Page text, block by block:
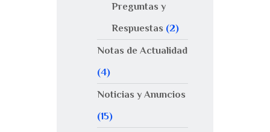
Preguntas y
Respuestas (2)
Notas de Actualidad
(4)
Noticias y Anuncios
(15)